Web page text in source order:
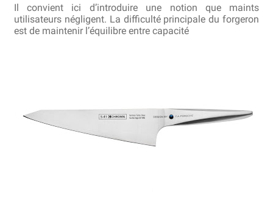
Tous les articles
Il convient ici d’introduire une notion que maints
utilisateurs négligent. La difficulté principale du forgeron
est de maintenir l’équilibre entre capacité